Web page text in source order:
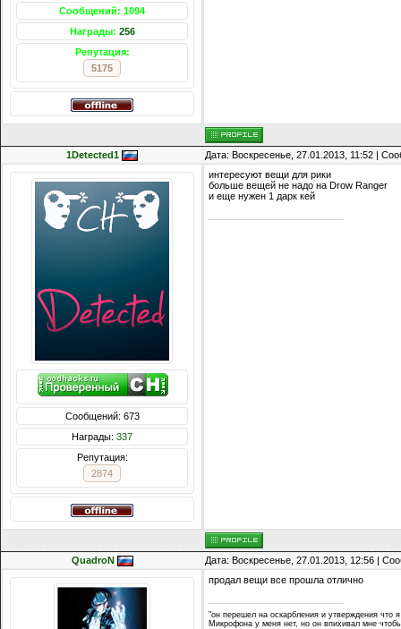
Сообщений: 1094
Награды: 256
Репутация:
5175
1Detected1 Дата: Воскресенье, 27.01.2013, 11:52 |
Сообщений: 673
Награды: 337
Репутация:
2874
интересуют вещи для рики
больше вещей не надо на Drow Ranger
и еще нужен 1 дарк кей
QuadroN Дата: Воскресенье, 27.01.2013, 12:56 |
продал вещи все прошла отлично
"он перешел на оскарбления и утверждения что
Микрофона у меня нет, но он впихивал мне